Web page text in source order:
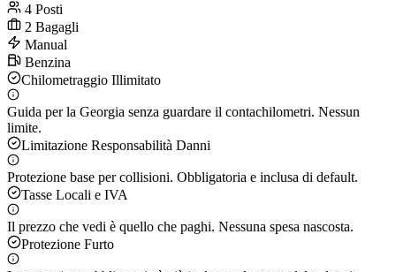
4 Posti
2 Bagagli
Manual
Benzina
Chilometraggio Illimitato
Guida per la Georgia senza guardare il contachilometri. Nessun
limite.
Limitazione Responsabilità Danni
Protezione base per collisioni. Obbligatoria e inclusa di default.
Tasse Locali e IVA
Il prezzo che vedi è quello che paghi. Nessuna spesa nascosta.
Protezione Furto